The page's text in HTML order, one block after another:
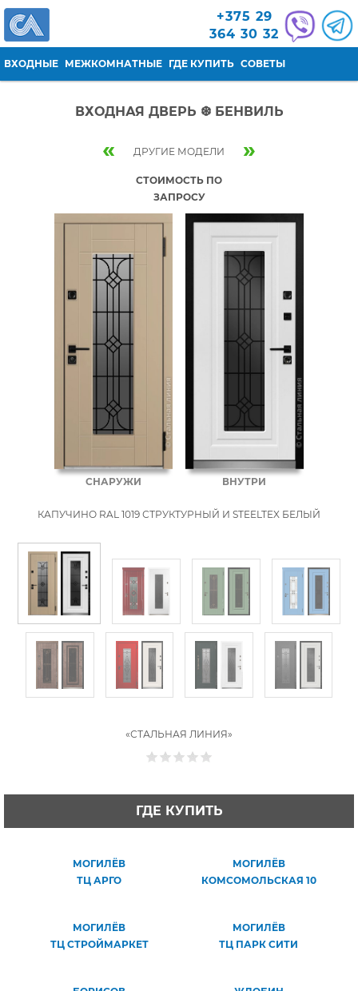
Перейти к основному содержанию+375 29
364 30 32
ВХОДНЫЕ МЕЖКОМНАТНЫЕ ГДЕ КУПИТЬ СОВЕТЫ
ВХОДНАЯ ДВЕРЬ ❆ БЕНВИЛЬ
« ДРУГИЕ МОДЕЛИ »
СТОИМОСТЬ ПО
ЗАПРОСУ
СНАРУЖИ ВНУТРИ
КАПУЧИНО RAL 1019 СТРУКТУРНЫЙ И STEELTEX БЕЛЫЙ
«СТАЛЬНАЯ ЛИНИЯ»
ГДЕ КУПИТЬ
МОГИЛЁВ
ТЦ АРГО
МОГИЛЁВ
КОМСОМОЛЬСКАЯ 10
МОГИЛЁВ
ТЦ СТРОЙМАРКЕТ
МОГИЛЁВ
ТЦ ПАРК СИТИ